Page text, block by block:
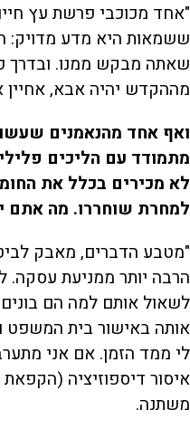
"אחד מכוכבי פרשת עץ
ששמאות היא מדע מדויק:
שאתה מבקש ממנו. ובדרך
מההקדש יהיה אבא, אחיין
ואף אחד מהנאמנים
מתמודד עם הליכים
לא מכירים בכלל את
למחרת שוחררו. מה אתם
"מטבע הדברים, מאבק
הרבה יותר ממניעת עסקה.
לשאול אותם למה הם
אותה באישור בית המשפט
לי ממד הזמן. אם אני
איסור דיספוזיציה
משתנה.